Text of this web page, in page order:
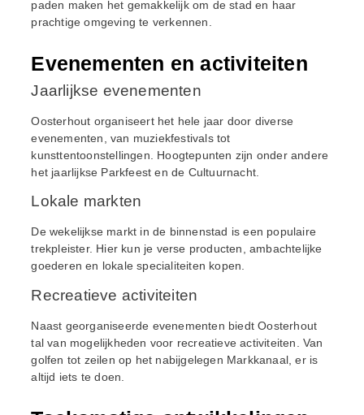
paden maken het gemakkelijk om de stad en haar
prachtige omgeving te verkennen.
Evenementen en activiteiten
Jaarlijkse evenementen
Oosterhout organiseert het hele jaar door diverse
evenementen, van muziekfestivals tot
kunsttentoonstellingen. Hoogtepunten zijn onder andere
het jaarlijkse Parkfeest en de Cultuurnacht.
Lokale markten
De wekelijkse markt in de binnenstad is een populaire
trekpleister. Hier kun je verse producten, ambachtelijke
goederen en lokale specialiteiten kopen.
Recreatieve activiteiten
Naast georganiseerde evenementen biedt Oosterhout
tal van mogelijkheden voor recreatieve activiteiten. Van
golfen tot zeilen op het nabijgelegen Markkanaal, er is
altijd iets te doen.